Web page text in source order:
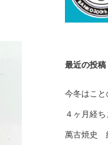
最近の投稿
今冬はこ
４ヶ月経
萬古焼史